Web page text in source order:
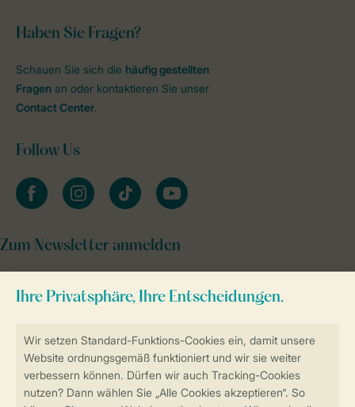
Sicher und schnell zur Online-Buchung
Haben Sie Fragen?
Schauen Sie sich die häufig gestellten
Fragen an oder kontaktieren Sie unser
Contact Center.
Follow Us
facebookinstagramtiktok youtube
Zum Newsletter anmelden